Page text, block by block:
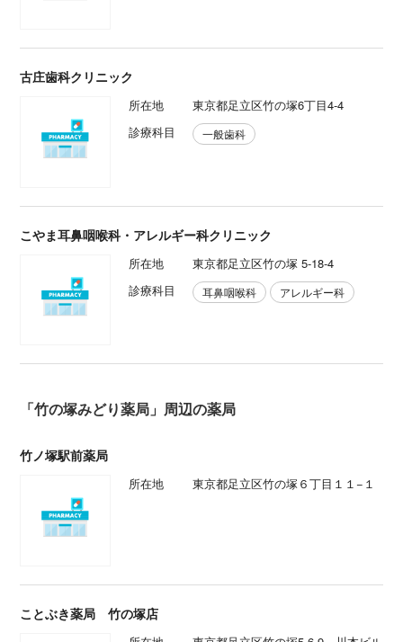
古庄歯科クリニック
所在地
東京都足立区竹の塚6丁目4-4
診療科目
一般歯科
こやま耳鼻咽喉科・アレルギー科クリニック
所在地
東京都足立区竹の塚 5-18-4
診療科目
耳鼻咽喉科 アレルギー科
「竹の塚みどり薬局」周辺の薬局
竹ノ塚駅前薬局
所在地 東京都足立区竹の塚６丁目１１−１
ことぶき薬局 竹の塚店